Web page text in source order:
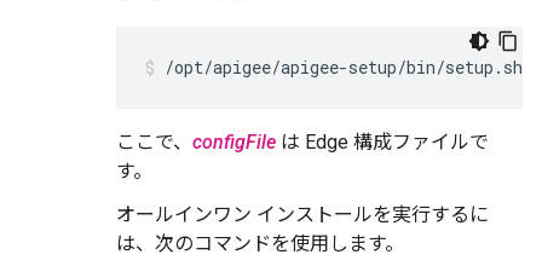
/opt/apigee/apigee-setup/bin/
ここで、 configFile は Edge 構成ファイルで
す。
オールインワン インストールを実行するに
は、次のコマンドを使用します。